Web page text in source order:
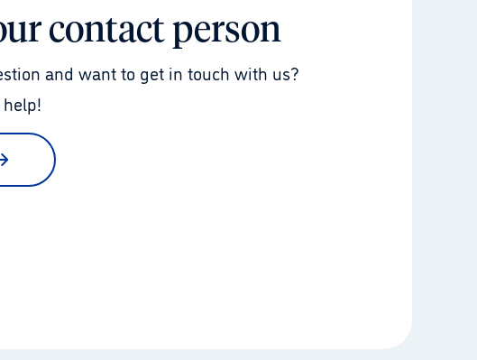
contact person
and want to get in touch with us?